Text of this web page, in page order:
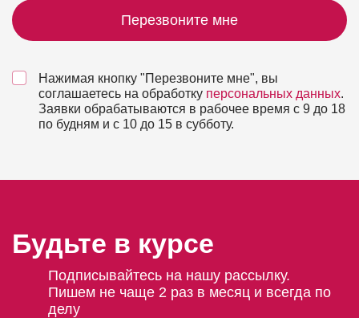
Перезвоните мне
Нажимая кнопку "Перезвоните мне", вы
соглашаетесь на обработку персональных данных.
Заявки обрабатываются в рабочее время с 9 до 18
по будням и с 10 до 15 в субботу.
Будьте в курсе
Подписывайтесь на нашу рассылку.
Пишем не чаще 2 раз в месяц и всегда по
делу